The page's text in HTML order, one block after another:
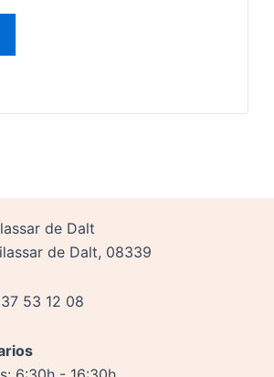
de Dalt
de Dalt, 08339
53 12 08